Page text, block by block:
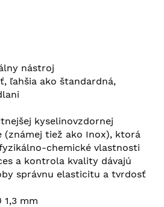
nástroj
ľahšia ako štandardná,
kyselinovzdornej
(známej tiež ako Inox), ktorá
chemické vlastnosti
a kontrola kvality dávajú
správnu elasticitu a tvrdosť
1,3 mm